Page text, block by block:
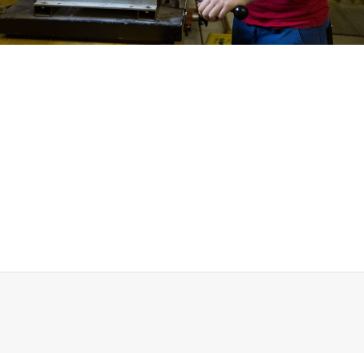
Vorbereitungskurs Natur und Technik